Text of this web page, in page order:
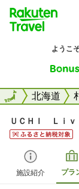
全国北海道
全国
ＵＣＨＩ Ｌｉ
施設紹介 プラ